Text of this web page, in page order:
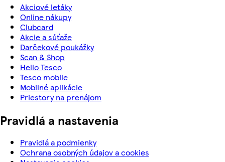
Akciové letáky
Online nákupy
Clubcard
Akcie a súťaže
Darčekové poukážky
Scan & Shop
Hello Tesco
Tesco mobile
Mobilné aplikácie
Priestory na prenájom
Pravidlá a nastavenia
Pravidlá a podmienky
Ochrana osobných údajov a cookies